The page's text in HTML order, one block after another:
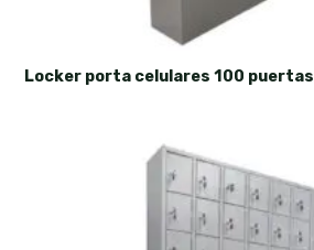
Locker porta celulares 100 puertas